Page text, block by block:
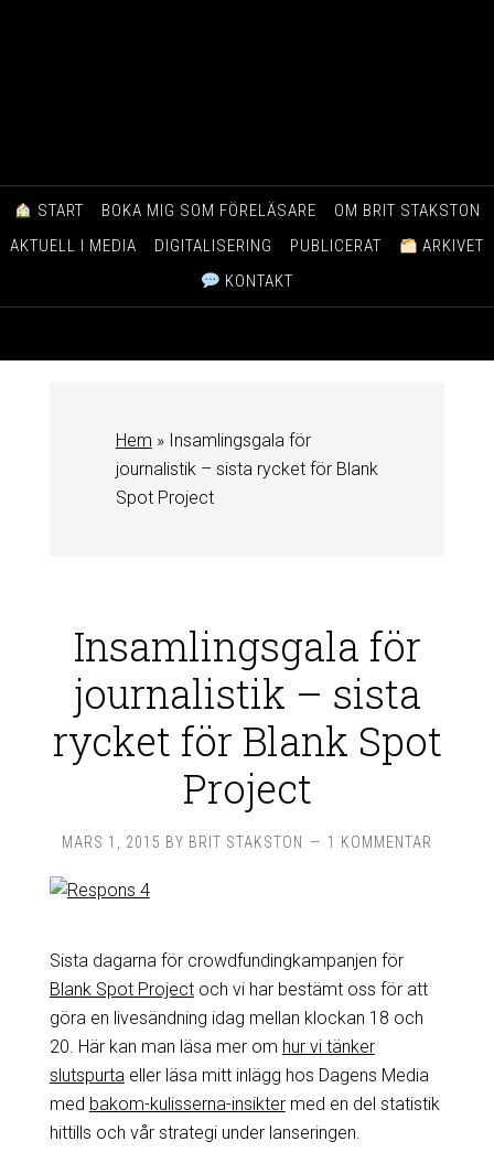
START BOKA MIG SOM FÖRELÄSARE
OM BRIT STAKSTON
AKTUELL I MEDIA
DIGITALISERING PUBLICERAT
ARKIVET
KONTAKT
Hem » Insamlingsgala för
journalistik – sista rycket för Blank
Spot Project
Insamlingsgala för
journalistik – sista
rycket för Blank Spot
Project
MARS 1, 2015 BY BRIT STAKSTON 1 KOMMENTAR
Sista dagarna för crowdfundingkampanjen för
Blank Spot Projectoch vi har bestämt oss för att
göra en livesändning idag mellan klockan 18 och
20. Här kan man läsa mer om hur vi tänker
slutspurta eller läsa mitt inlägg hos Dagens Media
med bakom-kulisserna-insiktermed en del statistik
hittills och vår strategi under lanseringen.